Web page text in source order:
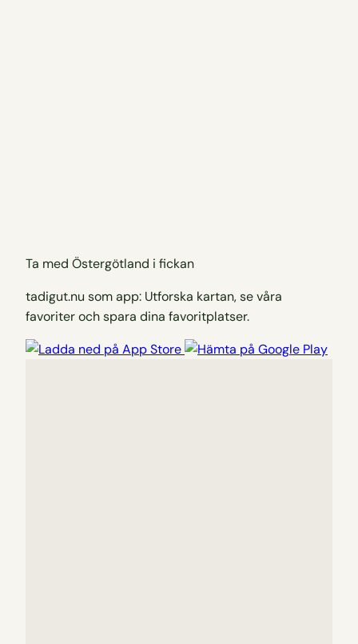
Ta med Östergötland i fickan
tadigut.nu som app: Utforska kartan, se våra
favoriter och spara dina favoritplatser.